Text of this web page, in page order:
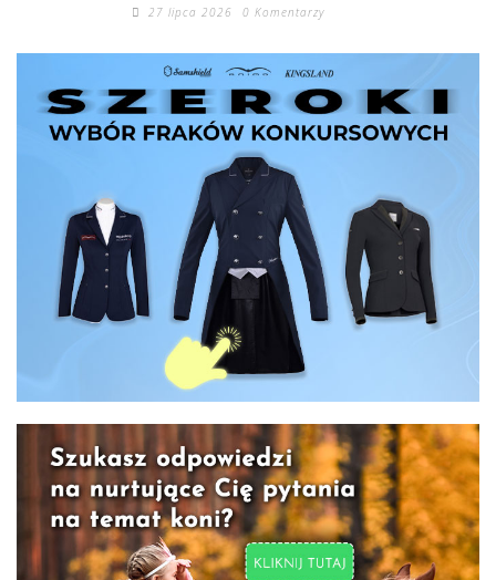
27 lipca 2026 0 Komentarzy